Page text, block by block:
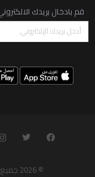
قم بادخال بريدك
© 2026